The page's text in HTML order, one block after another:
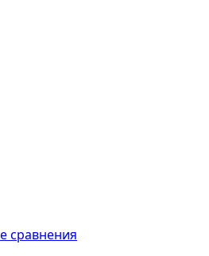
сравнения